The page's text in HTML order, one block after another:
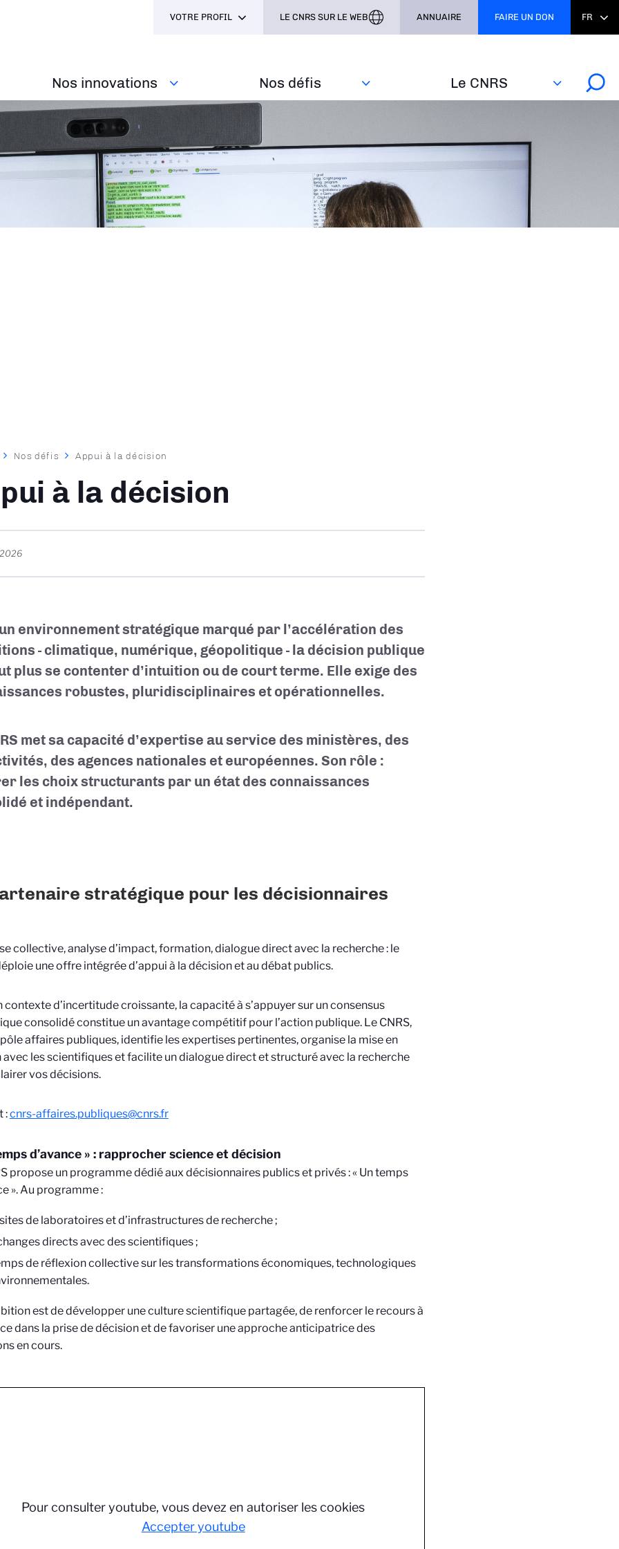
Nos innovations Nos défis‎ Le CNRS
VOTRE PROFIL LE CNRS SUR LE WEB ANNUAIRE FAIRE UN DON FR
Nos défis‎ Appui à la décision
à la décision
environnement stratégique marqué par l’accélération des
- climatique, numérique, géopolitique - la décision publique
plus se contenter d’intuition ou de court terme. Elle exige des
robustes, pluridisciplinaires et opérationnelles.
met sa capacité d’expertise au service des ministères, des
des agences nationales et européennes. Son rôle :
les choix structurants par un état des connaissances
et indépendant.
stratégique pour les décisionnaires
collective, analyse d’impact, formation, dialogue direct avec la recherche : le
une offre intégrée d’appui à la décision et au débat publics.
contexte d’incertitude croissante, la capacité à s’appuyer sur un consensus
consolidé constitue un avantage compétitif pour l’action publique. LeCNRS,
affaires publiques, identifie les expertises pertinentes, organise la mise en
avec les scientifiques et facilite un dialogue direct et structuré avec la recherche
lairer vos décisions.
:cnrs-affaires.publiques@cnrs.fr
d’avance » : rapprocher science et décision
propose un programme dédié aux décisionnaires publics et privés : « Un temps
». Au programme :
de laboratoires et d’infrastructures de recherche ;
directs avec des scientifiques ;
de réflexion collective sur les transformations économiques, technologiques
est de développer une culture scientifique partagée, de renforcer le recours à
dans la prise de décision et de favoriser une approche anticipatrice des
en cours.
Pour consulter youtube, vous devez en autoriser les cookies
Accepter youtube